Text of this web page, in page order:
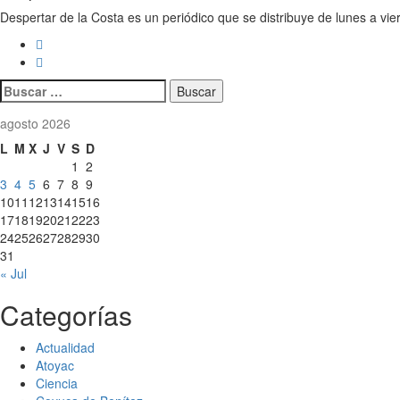
Despertar de la Costa es un periódico que se distribuye de lunes a
Buscar:
agosto 2026
L M X J V S D
1 2
3 4 5 6 7 8 9
1011 1213141516
17181920212223
24252627282930
31
« Jul
Categorías
Actualidad
Atoyac
Ciencia